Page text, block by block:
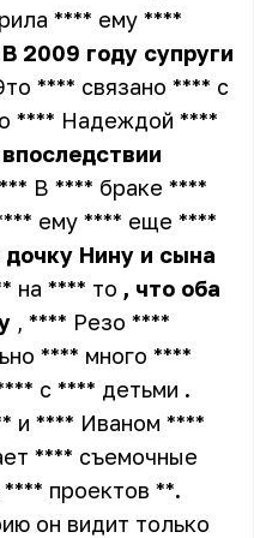
**** ему ****
В 2009 году супруги
**** связано **** с
**** Надеждой ****
впоследствии
В **** браке ****
ему **** еще ****
дочку Нину и сына
на **** то , что оба
, **** Резо ****
**** много ****
с **** детьми .
и **** Иваном ****
**** съемочные
проектов **.
он видит только